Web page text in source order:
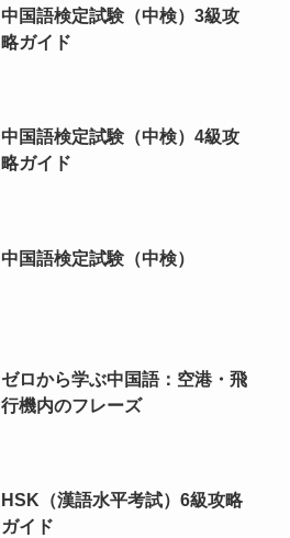
中国語検定試験（中検）3級攻
略ガイド
中国語検定試験（中検）4級攻
略ガイド
中国語検定試験（中検）
ゼロから学ぶ中国語：空港・飛
行機内のフレーズ
HSK（漢語水平考試）6級攻略
ガイド